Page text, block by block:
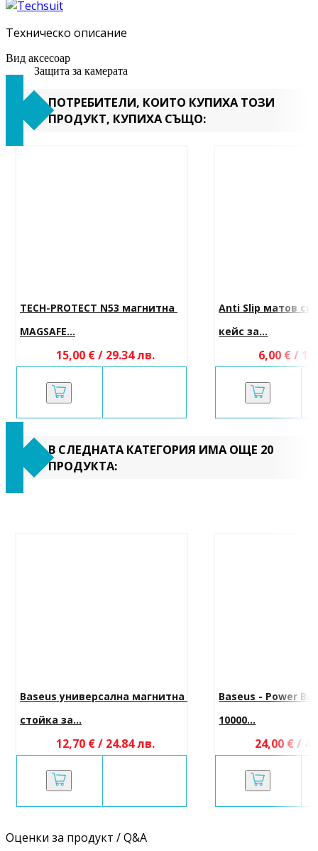
Техническо описание
Вид аксесоар
Защита за камерата
ПОТРЕБИТЕЛИ, КОИТО КУПИХА ТОЗИ
ПРОДУКТ, КУПИХА СЪЩО:
TECH-PROTECT N53 магнитна
MAGSAFE...
15,00 € / 29.34 лв.
Anti Slip матов
кейс за...
6,00 € /
В СЛЕДНАТА КАТЕГОРИЯ ИМА ОЩЕ 20
ПРОДУКТА:
Baseus универсална магнитна
стойка за...
12,70 € / 24.84 лв.
Baseus - Power
10000...
24,00 € /
Оценки за продукт / Q&A